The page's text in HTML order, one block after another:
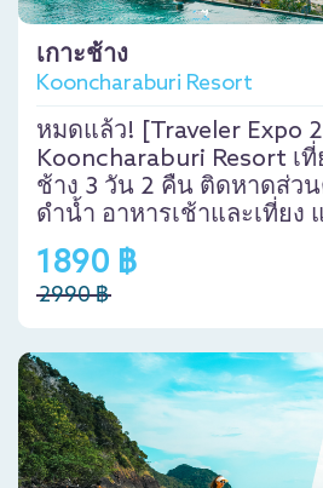
เกาะช้าง
Kooncharaburi Resort
หมดแล้ว! [Traveler Expo
Kooncharaburi Resort เที่
ช้าง 3 วัน 2 คืน ติดหาดส่วน
ดำน้ำ อาหารเช้าและเที่ยง
1890 ฿
2990 ฿